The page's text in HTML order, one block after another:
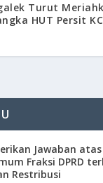
Turut
HUT Persit
Jawaban atas
Fraksi DPRD
Restribusi